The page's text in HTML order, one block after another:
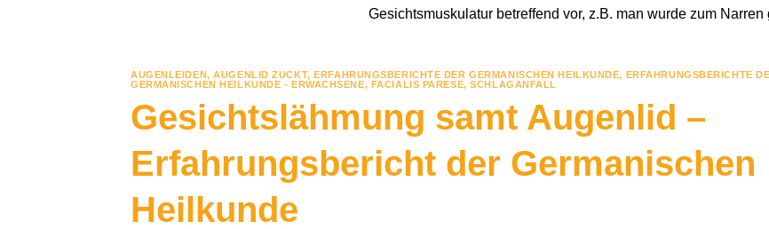
Gesichtsmuskulatur betreffend vor, z.B. man wurde zum Narren
AUGENLEIDEN,AUGENLID ZUCKT,ERFAHRUNGSBERICHTE DER GERMANISCHEN HEILKUNDE, ERFAHRUNGSBERICHTE
GERMANISCHEN HEILKUNDE - ERWACHSENE, FACIALIS PARESE,SCHLAGANFALL
Gesichtslähmung samt Augenlid –
Erfahrungsbericht der Germanischen
Heilkunde